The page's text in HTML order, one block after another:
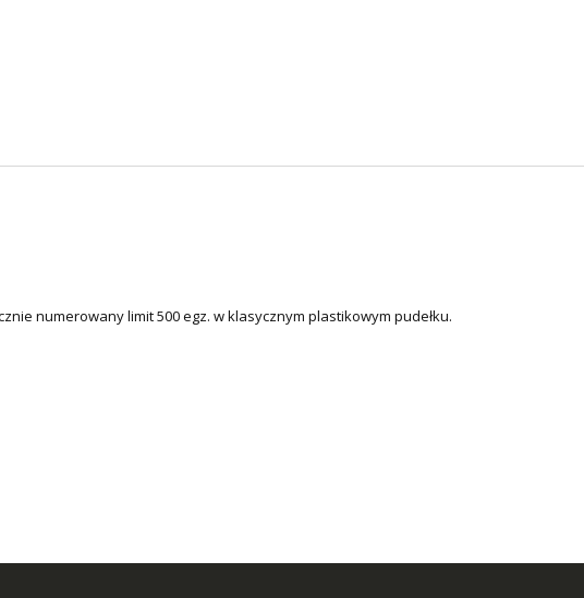
numerowany limit 500 egz. w klasycznym plastikowym pudełku.